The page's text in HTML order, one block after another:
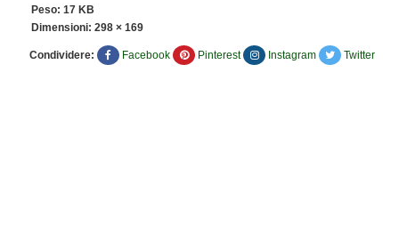
Peso: 17 KB
Dimensioni: 298 × 169
Condividere: Facebook Pinterest Instagram Twitter